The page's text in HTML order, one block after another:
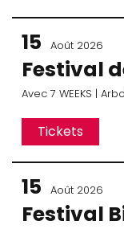
15 Août 2026
Festival
Avec 7 WEEKS |
Tickets
15 Août 2026
Festival